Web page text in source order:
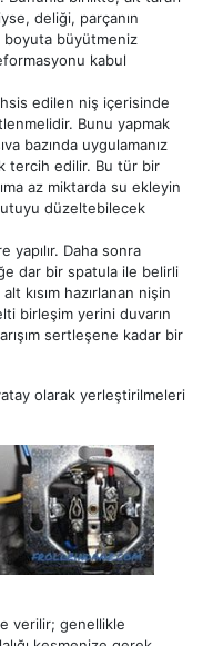
deliği, parçanın
boyuta büyütmeniz
kabul
edilen niş içerisinde
Bunu yapmak
bazında uygulamanız
tercih edilir. Bu tür bir
az miktarda su ekleyin
düzeltebilecek
Daha sonra
dar bir spatula ile belirli
kısım hazırlanan nişin
birleşim yerini duvarın
sertleşene kadar bir
olarak yerleştirilmeleri
verilir; genellikle